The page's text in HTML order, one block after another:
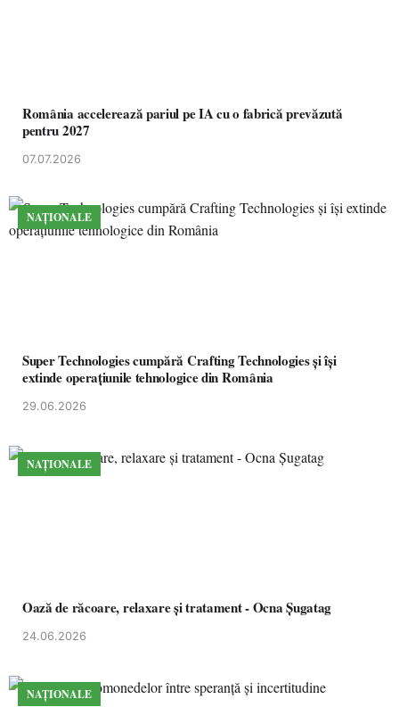
România accelerează pariul pe IA cu o fabrică prevăzută
pentru 2027
07.07.2026
NAȚIONALE
Super Technologies cumpără Crafting Technologies și își
extinde operațiunile tehnologice din România
29.06.2026
NAȚIONALE
Oază de răcoare, relaxare și tratament - Ocna Șugatag
24.06.2026
NAȚIONALE